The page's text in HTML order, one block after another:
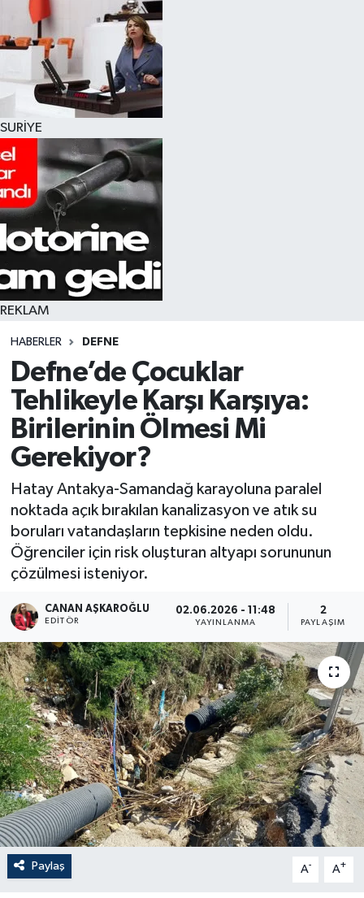
SURİYE
REKLAM
HABERLER DEFNE
Defne’de Çocuklar
Tehlikeyle Karşı Karşıya:
Birilerinin Ölmesi Mi
Gerekiyor?
Hatay Antakya-Samandağ karayoluna paralel
noktada açık bırakılan kanalizasyon ve atık su
boruları vatandaşların tepkisine neden oldu.
Öğrenciler için risk oluşturan altyapı sorununun
çözülmesi isteniyor.
CANAN AŞKAROĞLU
EDITÖR
02.06.2026 - 11:48
YAYINLANMA
2
PAYLAŞIM
Paylaş A- A+